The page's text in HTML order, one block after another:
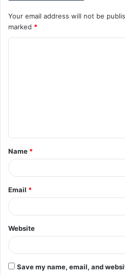
Your email address will not be
marked *
t
*
Name *
Email *
Website
Save my name, email, and